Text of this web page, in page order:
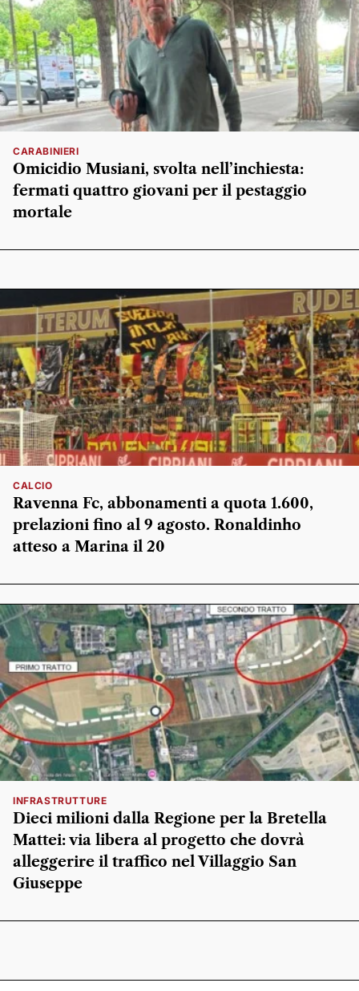
CARABINIERI
Omicidio Musiani, svolta nell’inchiesta:
fermati quattro giovani per il pestaggio
mortale
CALCIO
Ravenna Fc, abbonamenti a quota 1.600,
prelazioni fino al 9 agosto. Ronaldinho
atteso a Marina il 20
INFRASTRUTTURE
Dieci milioni dalla Regione per la Bretella
Mattei: via libera al progetto che dovrà
alleggerire il traffico nel Villaggio San
Giuseppe